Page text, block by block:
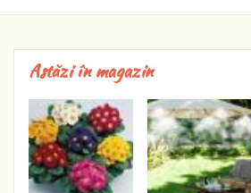
Astăzi în magazin